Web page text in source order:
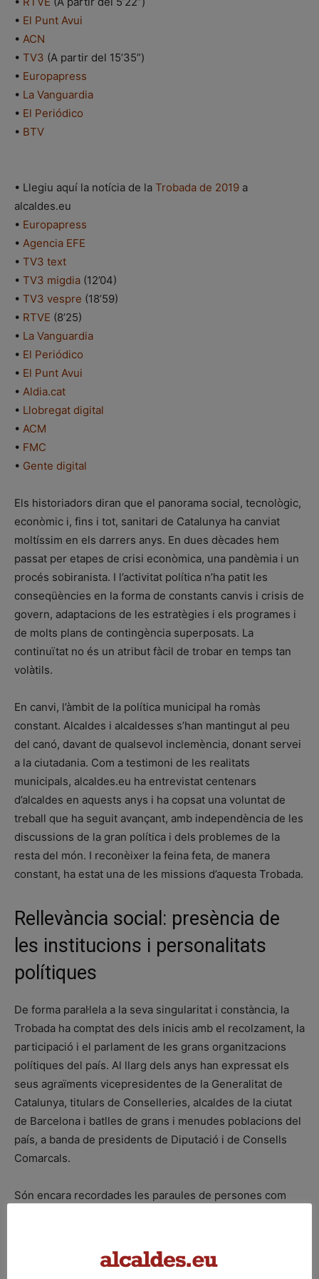
• El Punt Avui
• ACN
• TV3 (A partir del 15’35”)
• Europapress
• La Vanguardia
• El Periódico
• BTV
• Llegiu aquí la notícia de la Trobada de 2019 a
alcaldes.eu
• Europapress
• Agencia EFE
• TV3 text
• TV3 migdia (12’04)
• TV3 vespre (18’59)
• RTVE (8’25)
• La Vanguardia
• El Periódico
• El Punt Avui
• Aldia.cat
• Llobregat digital
• ACM
• FMC
• Gente digital
Els historiadors diran que el panorama social, tecnològic,
econòmic i, fins i tot, sanitari de Catalunya ha canviat
moltíssim en els darrers anys. En dues dècades hem
passat per etapes de crisi econòmica, una pandèmia i un
procés sobiranista. I l’activitat política n’ha patit les
conseqüències en la forma de constants canvis i crisis de
govern, adaptacions de les estratègies i els programes i
de molts plans de contingència superposats. La
continuïtat no és un atribut fàcil de trobar en temps tan
volàtils.
En canvi, l’àmbit de la política municipal ha romàs
constant. Alcaldes i alcaldesses s’han mantingut al peu
del canó, davant de qualsevol inclemència, donant servei
a la ciutadania. Com a testimoni de les realitats
municipals, alcaldes.eu ha entrevistat centenars
d’alcaldes en aquests anys i ha copsat una voluntat de
treball que ha seguit avançant, amb independència de les
discussions de la gran política i dels problemes de la
resta del món. I reconèixer la feina feta, de manera
constant, ha estat una de les missions d’aquesta Trobada.
Rellevància social: presència de
les institucions i personalitats
polítiques
De forma paral·lela a la seva singularitat i constància, la
Trobada ha comptat des dels inicis amb el recolzament, la
participació i el parlament de les grans organitzacions
polítiques del país. Al llarg dels anys han expressat els
seus agraïments vicepresidentes de la Generalitat de
Catalunya, titulars de Conselleries, alcaldes de la ciutat
de Barcelona i batlles de grans i menudes poblacions del
país, a banda de presidents de Diputació i de Consells
Comarcals.
Són encara recordades les paraules de persones com
Barcelona, Vicepresidenta del Govern i Conseller
d’Interior, respectivament. Tots tres s’adreçaven als